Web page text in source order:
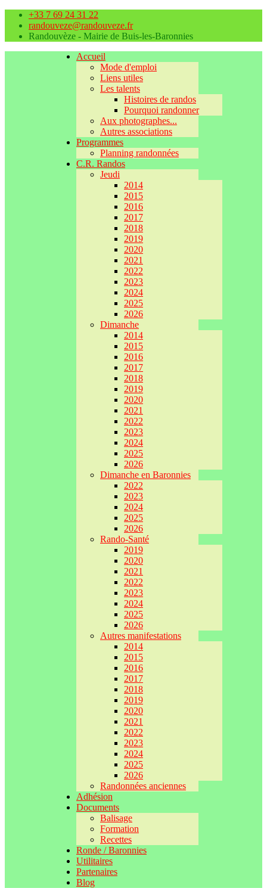
+33 7 69 24 31 22
randouveze@randouveze.fr
Randouvèze - Mairie de Buis-les-Baronnies
Accueil
Mode d'emploi
Liens utiles
Les talents
Histoires de randos
Pourquoi randonner
Aux photographes...
Autres associations
Programmes
Planning randonnées
C.R. Randos
Jeudi
2014
2015
2016
2017
2018
2019
2020
2021
2022
2023
2024
2025
2026
Dimanche
2014
2015
2016
2017
2018
2019
2020
2021
2022
2023
2024
2025
2026
Dimanche en Baronnies
2022
2023
2024
2025
2026
Rando-Santé
2019
2020
2021
2022
2023
2024
2025
2026
Autres manifestations
2014
2015
2016
2017
2018
2019
2020
2021
2022
2023
2024
2025
2026
Randonnées anciennes
Adhésion
Documents
Balisage
Formation
Recettes
Ronde / Baronnies
Utilitaires
Partenaires
Blog